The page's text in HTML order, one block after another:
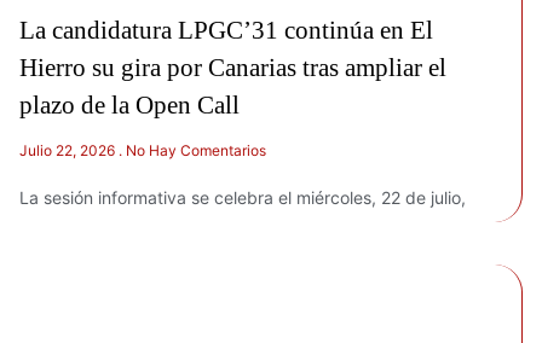
La candidatura LPGC’31 continúa en El
Hierro su gira por Canarias tras ampliar el
plazo de la Open Call
Julio 22, 2026 No Hay Comentarios
La sesión informativa se celebra el miércoles, 22 de julio,